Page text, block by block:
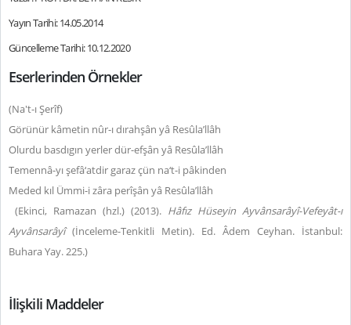
Yayın Tarihi: 14.05.2014
Güncelleme Tarihi: 10.12.2020
Eserlerinden Örnekler
(Na't-ı Şerîf)
Görünür kâmetin nûr-ı dırahşân yâ Resûla’llâh
Olurdu basdıgın yerler dür-efşân yâ Resûla’llâh
Temennâ-yı şefâ‘atdir garaz çün na‘t-i pâkinden
Meded kıl Ümmi-i zâra perîşân yâ Resûla’llâh
(Ekinci, Ramazan (hzl.) (2013). Hâfız Hüseyin Ayvânsarâyî-Vefeyât-ı
Ayvânsarâyî(İnceleme-Tenkitli Metin). Ed. Âdem Ceyhan. İstanbul:
Buhara Yay. 225.)
İlişkili Maddeler